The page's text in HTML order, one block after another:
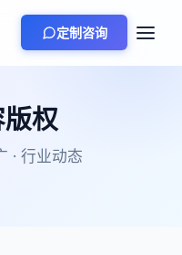
定制咨询
权
· 行业动态